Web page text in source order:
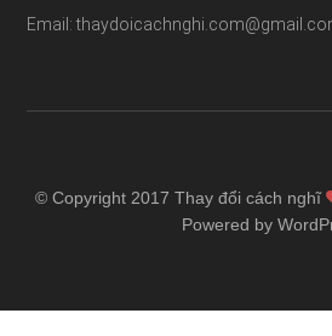
Email:
© Copyright 2017 Thay đổi cách nghĩ
Powered by